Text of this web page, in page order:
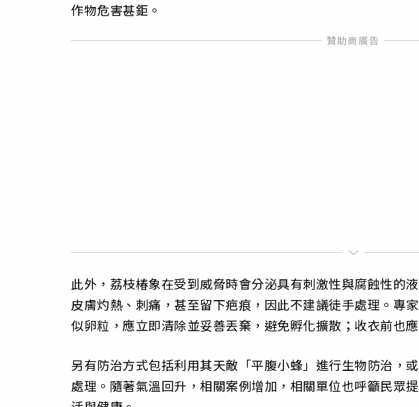
作物危害甚鉅。
此外，荔枝椿象在受到威脅時會分泌具有刺激性與腐蝕性的
皮膚灼熱、刺痛，甚至留下疤痕，因此不建議徒手處理。專
似卵粒，應立即清除並妥善丟棄，避免孵化擴散；收衣前也
另有防治方式包括利用其天敵「平腹小蜂」進行生物防治，
處理。隨著氣溫回升，相關案例增加，相關單位也呼籲民眾